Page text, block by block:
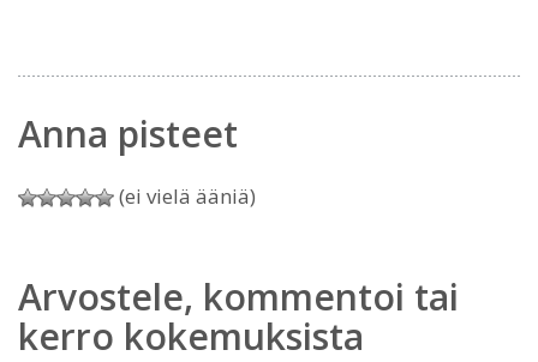
Anna pisteet
(ei vielä ääniä)
Arvostele, kommentoi tai
kerro kokemuksista